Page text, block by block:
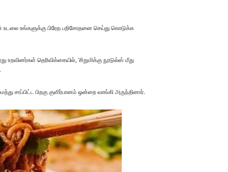
உங்களுக்கு பிரேத பறிசோதனை செய்து கொடுக்க
உறவினர்கள் தெரிவிக்கையில், ‘சிறுமிக்கு நூடுல்ஸ் மீது
சாப்பிட்ட பிறகு குளிர்பானம் ஒன்றை வாங்கி அருந்தினார்.